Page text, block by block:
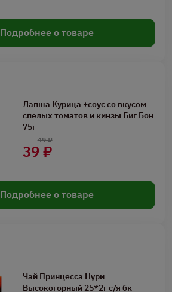
Подробнее о товаре
Лапша Курица +соус со вкусом
спелых томатов и кинзы Биг Бон
75г
39 ₽
49 ₽
Подробнее о товаре
Чай Принцесса Нури
Высокогорный 25*2г с/я бк